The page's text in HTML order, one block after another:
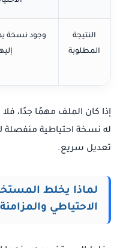
النتيجة
المطلوبة
وجود نسخة
إذا كان الملف مهمًا جدًا،
له نسخة احتياطية منفصلة
تعديل سريع.
لماذا يخلط
الاحتياطي